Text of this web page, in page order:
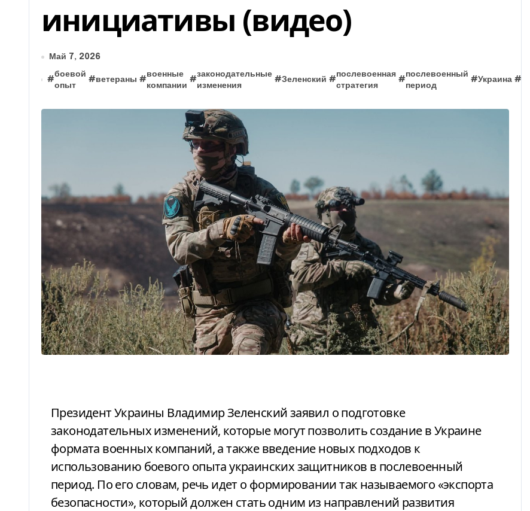
инициативы (видео)
Май 7, 2026
#
боевой
опыт
#ветераны #
военные
компании
#
законодательные
изменения
#Зеленский #
послевоенная
стратегия
#
послевоенный
период
#Украина #
Президент Украины Владимир Зеленский заявил о подготовке
законодательных изменений, которые могут позволить создание в Украине
формата военных компаний, а также введение новых подходов к
использованию боевого опыта украинских защитников в послевоенный
период. По его словам, речь идет о формировании так называемого «экспорта
безопасности», который должен стать одним из направлений развития